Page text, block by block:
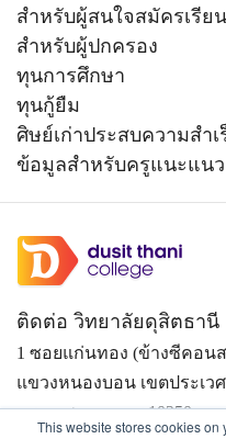
This website stores cookies on
ติดต่อ วิทยาลัยดุสิตธานี
1 ซอยแก่นทอง (ข้างซีคอน
แขวงหนองบอน เขตประเวศ
กรุงเทพมหานคร 10250
สำหรับผู้สนใจสมัครเรียน
สำหรับผู้ปกครอง
ทุนการศึกษา
ทุนกู้ยืม
ศิษย์เก่าประสบความสำเ
ข้อมูลสำหรับครูแนะแนว